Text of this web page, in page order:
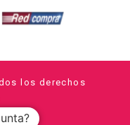
los derechos